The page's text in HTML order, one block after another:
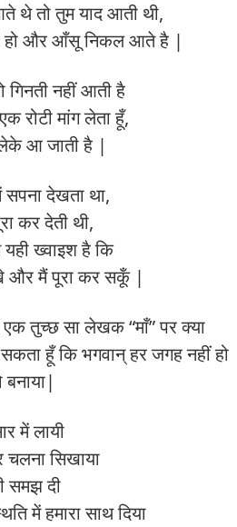
थे तो तुम याद आती थी,
हो और आँसू निकल आते है |
गिनती नहीं आती है
रोटी मांग लेता हूँ,
लेके आ जाती है |
देखता था,
कर देती थी,
ख्वाइश है कि
और मैं पूरा कर सकूँ |
तुच्छ सा लेखक “माँ” पर क्या
हूँ कि भगवान् हर जगह नहीं हो
में लायी
सिखाया
समझ दी
में हमारा साथ दिया